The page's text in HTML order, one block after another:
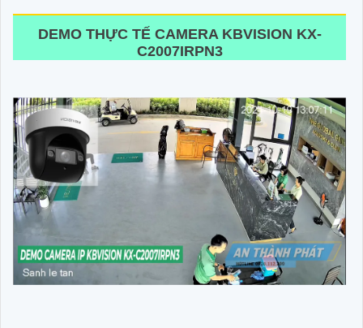
DEMO THỰC TẾ CAMERA KBVISION KX-
C2007IRPN3